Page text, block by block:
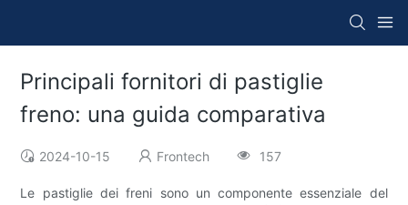
Principali fornitori di pastiglie
freno: una guida comparativa
2024-10-15 Frontech 157
Le pastiglie dei freni sono un componente essenziale del